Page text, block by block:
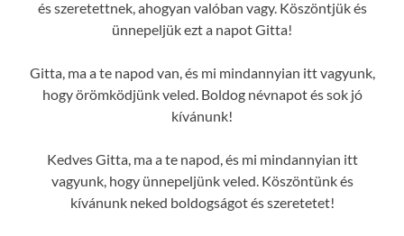
és szeretettnek, ahogyan valóban vagy. Köszöntjük és
ünnepeljük ezt a napot Gitta!
Gitta, ma a te napod van, és mi mindannyian itt vagyunk,
hogy örömködjünk veled. Boldog névnapot és sok jó
kívánunk!
Kedves Gitta, ma a te napod, és mi mindannyian itt
vagyunk, hogy ünnepeljünk veled. Köszöntünk és
kívánunk neked boldogságot és szeretetet!